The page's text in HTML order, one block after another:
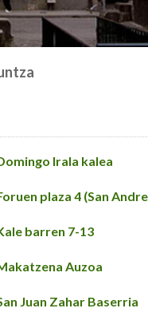
Irala kalea
plaza 4 (San
barren 7-13
Auzoa
Juan Zahar Baserria